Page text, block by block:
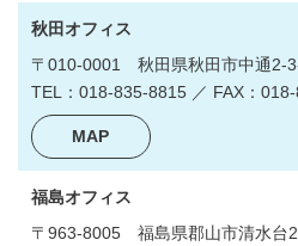
秋田オフィス
〒010-0001 秋田県秋田市中通2-
TEL：018-835-8815 ／ FAX：
MAP
福島オフィス
〒963-8005 福島県郡山市清水台